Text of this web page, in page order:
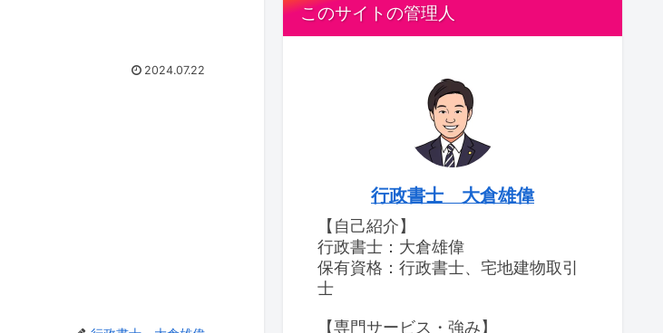
2024.07.22
このサイトの管理人
行政書士 大倉雄偉
【自己紹介】
行政書士：大倉雄偉
保有資格：行政書士、宅地建物取引
士
【専門サービス・強み】